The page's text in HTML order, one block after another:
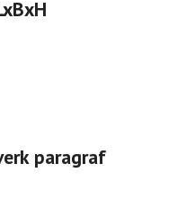
paragraf